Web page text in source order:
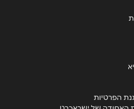
הפרטיות